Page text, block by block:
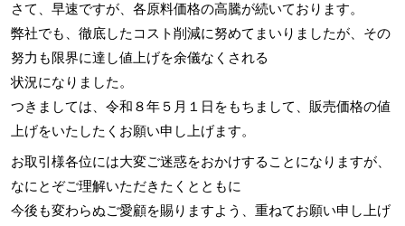
さて、早速ですが、各原料価格の高騰が続いております。
弊社でも、徹底したコスト削減に努めてまいりましたが、その
努力も限界に達し値上げを余儀なくされる
状況になりました。
つきましては、令和８年５月１日をもちまして、販売価格の値
上げをいたしたくお願い申し上げます。
お取引様各位には大変ご迷惑をおかけすることになりますが、
なにとぞご理解いただきたくとともに
今後も変わらぬご愛顧を賜りますよう、重ねてお願い申し上げ